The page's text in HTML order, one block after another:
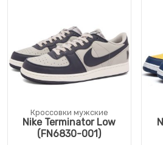
Кроссовки мужские
Nike Terminator Low
(FN6830-001)